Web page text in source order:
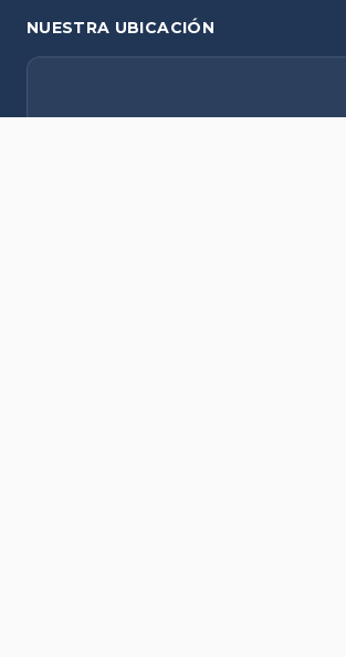
NUESTRA UBICACIÓN